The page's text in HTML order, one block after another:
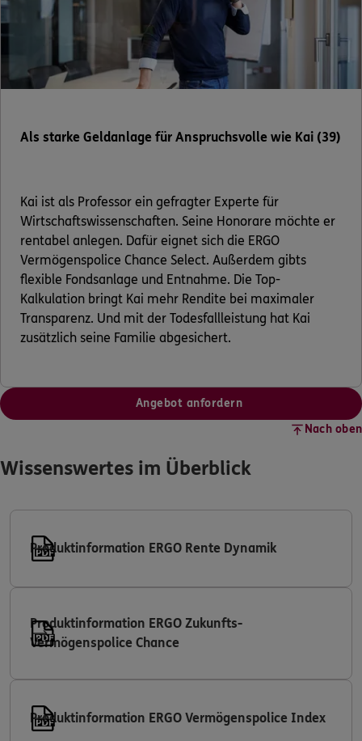
Als starke Geldanlage für Anspruchsvolle wie Kai (39)
Kai ist als Professor ein gefragter Experte für
Wirtschaftswissenschaften. Seine Honorare möchte er
rentabel anlegen. Dafür eignet sich die ERGO
Vermögenspolice Chance Select. Außerdem gibts
flexible Fondsanlage und Entnahme. Die Top-
Kalkulation bringt Kai mehr Rendite bei maximaler
Transparenz. Und mit der Todesfallleistung hat Kai
zusätzlich seine Familie abgesichert.
Angebot anfordern
Nach oben
Wissenswertes im Überblick
Produktinformation ERGO Rente Dynamik
Produktinformation ERGO Zukunfts-
Vermögenspolice Chance
Produktinformation ERGO Vermögenspolice Index